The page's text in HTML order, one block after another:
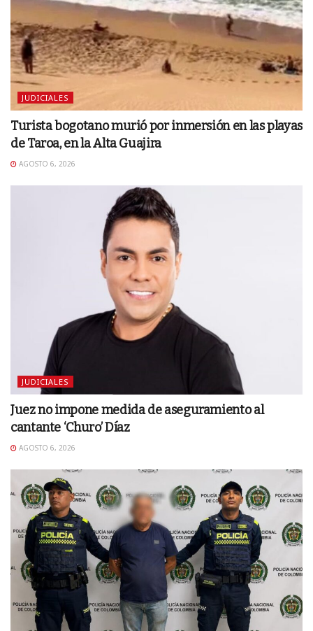
JUDICIALES
Turista bogotano murió por inmersión en las playas
de Taroa, en la Alta Guajira
AGOSTO 6, 2026
JUDICIALES
Juez no impone medida de aseguramiento al
cantante ‘Churo’ Díaz
AGOSTO 6, 2026